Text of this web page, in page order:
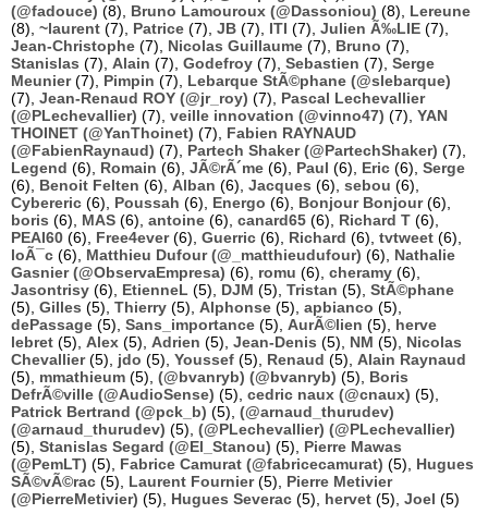
(@fadouce) (8), Bruno Lamouroux (@Dassoniou) (8), Lereune
(8), ~laurent (7), Patrice (7), JB (7), ITI (7), Julien Ã‰LIE (7),
Jean-Christophe (7), Nicolas Guillaume (7), Bruno (7),
Stanislas (7), Alain (7), Godefroy (7), Sebastien (7), Serge
Meunier(7), Pimpin (7), Lebarque StÃ©phane (@slebarque)
(7), Jean-Renaud ROY (@jr_roy) (7), Pascal Lechevallier
(@PLechevallier) (7), veille innovation (@vinno47) (7), YAN
THOINET (@YanThoinet) (7), Fabien RAYNAUD
(@FabienRaynaud) (7), Partech Shaker (@PartechShaker) (7),
Legend (6), Romain (6), JÃ©rÃ´me (6), Paul (6), Eric (6), Serge
(6), Benoit Felten (6), Alban (6), Jacques (6), sebou (6),
Cybereric (6), Poussah (6), Energo (6), Bonjour Bonjour(6),
boris (6), MAS (6), antoine (6), canard65 (6), Richard T (6),
PEAI60 (6), Free4ever(6), Guerric (6), Richard (6), tvtweet (6),
loÃ¯c (6), Matthieu Dufour (@_matthieudufour) (6), Nathalie
Gasnier (@ObservaEmpresa) (6), romu (6), cheramy (6),
Jasontrisy (6), EtienneL (5), DJM (5), Tristan (5), StÃ©phane
(5), Gilles (5), Thierry (5), Alphonse (5), apbianco (5),
dePassage (5), Sans_importance (5), AurÃ©lien (5), herve
lebret (5), Alex (5), Adrien (5), Jean-Denis (5), NM (5), Nicolas
Chevallier(5), jdo (5), Youssef (5), Renaud (5), Alain Raynaud
(5), mmathieum (5), (@bvanryb) (@bvanryb) (5), Boris
DefrÃ©ville (@AudioSense) (5), cedric naux (@cnaux) (5),
Patrick Bertrand (@pck_b) (5), (@arnaud_thurudev)
(@arnaud_thurudev) (5), (@PLechevallier) (@PLechevallier)
(5), Stanislas Segard (@El_Stanou) (5), Pierre Mawas
(@PemLT) (5), Fabrice Camurat (@fabricecamurat) (5), Hugues
SÃ©vÃ©rac (5), Laurent Fournier(5), Pierre Metivier
(@PierreMetivier) (5), Hugues Severac (5), hervet (5), Joel (5)